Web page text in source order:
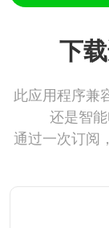
下
此应用程序兼
还是智
通过一次订阅